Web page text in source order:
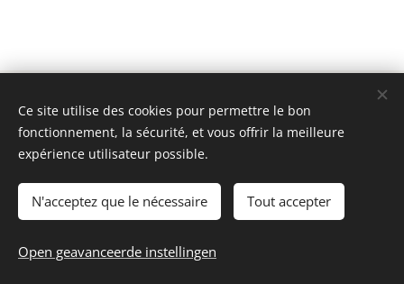
Toevoegen aan de winkelwagen
mini model rails
Talen
Français
Nederlands
Ce site utilise des cookies pour permettre le bon
fonctionnement, la sécurité, et vous offrir la meilleure
expérience utilisateur possible.
N'acceptez que le nécessaire Tout accepter
Open geavanceerde instellingen